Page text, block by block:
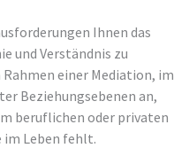
Ihnen das
und Verständnis zu
einer Mediation, im
Beziehungsebenen an,
beruflichen oder privaten
Leben fehlt.